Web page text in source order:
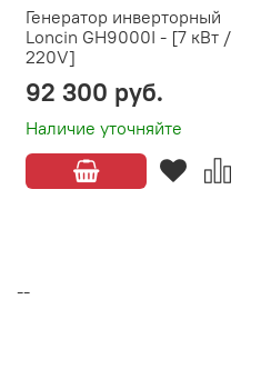
Генератор инверторный
Loncin GH9000I - [7 кВт /
220V]
Наличие уточняйте
92 300 руб.
--